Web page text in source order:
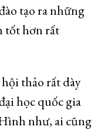
tạo ra những
tốt hơn rất
thảo rất dày
học quốc gia
như, ai cũng